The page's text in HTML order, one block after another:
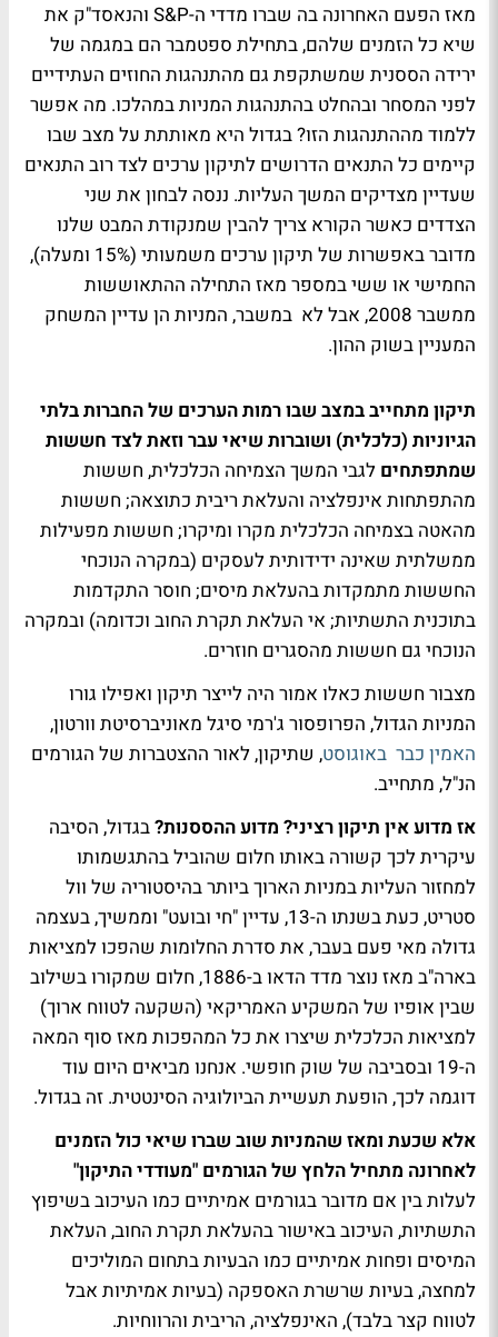
מאז הפעם האחרונה בה שברו מדדי ה-P
&
S והנאסד"ק את
שיא כל הזמנים שלהם, בתחילת ספטמבר הם במגמה של
ירידה הססנית שמשתקפת גם מהתנהגות החוזים העתידיים
לפני המסחר ובהחלט בהתנהגות המניות במהלכו. מה אפשר
ללמוד מההתנהגות הזו? בגדול היא מאותתת על מצב שבו
קיימים כל התנאים הדרושים לתיקון ערכים לצד רוב התנאים
שעדיין מצדיקים המשך העליות. ננסה לבחון את שני
הצדדים כאשר הקורא צריך להבין שמנקודת המבט שלנו
מדובר באפשרות של תיקון ערכים משמעותי (15% ומעלה),
החמישי או ששי במספר מאז התחילה ההתאוששות
ממשבר 2008, אבל לא במשבר, המניות הן עדיין המשחק
המעניין בשוק ההון.
תיקון מתחייב במצב שבו רמות הערכים של החברות בלתי
הגיוניות (כלכלית) ושוברות שיאי עבר וזאת לצד חששות
שמתפתחים לגבי המשך הצמיחה הכלכלית, חששות
מהתפתחות אינפלציה והעלאת ריבית כתוצאה; חששות
מהאטה בצמיחה הכלכלית מקרו ומיקרו; חששות מפעילות
ממשלתית שאינה ידידותית לעסקים (במקרה הנוכחי
החששות מתמקדות בהעלאת מיסים; חוסר התקדמות
בתוכנית התשתיות; אי העלאת תקרת החוב וכדומה) ובמקרה
הנוכחי גם חששות מהסגרים חוזרים.
מצבור חששות כאלו אמור היה לייצר תיקון ואפילו גורו
המניות הגדול, הפרופסור ג'רמי סיגל מאוניברסיטת וורטון,
האמין כבר באוגוסט, שתיקון, לאור ההצטברות של הגורמים
הנ"ל, מתחייב.
אז מדוע אין תיקון רציני? מדוע ההססנות?בגדול, הסיבה
עיקרית לכך קשורה באותו חלום שהוביל בהתגשמותו
למחזור העליות במניות הארוך ביותר בהיסטוריה של וול
סטריט, כעת בשנתו ה-13, עדיין "חי ובועט" וממשיך, בעצמה
גדולה מאי פעם בעבר, את סדרת החלומות שהפכו למציאות
בארה"ב מאז נוצר מדד הדאו ב-1886, חלום שמקורו בשילוב
שבין אופיו של המשקיע האמריקאי (השקעה לטווח ארוך)
למציאות הכלכלית שיצרו את כל המהפכות מאז סוף המאה
ה-19 ובסביבה של שוק חופשי. אנחנו מביאים היום עוד
דוגמה לכך, הופעת תעשיית הביולוגיה הסינטטית. זה בגדול.
אלא שכעת ומאז שהמניות שוב שברו שיאי כול הזמנים
לאחרונה מתחיל הלחץ של הגורמים "מעודדי התיקון"
לעלות בין אם מדובר בגורמים אמיתיים כמו העיכוב בשיפוץ
התשתיות, העיכוב באישור בהעלאת תקרת החוב, העלאת
המיסים ופחות אמיתיים כמו הבעיות בתחום המוליכים
למחצה, בעיות שרשרת האספקה (בעיות אמיתיות אבל
לטווח קצר בלבד), האינפלציה, הריבית והרווחיות.